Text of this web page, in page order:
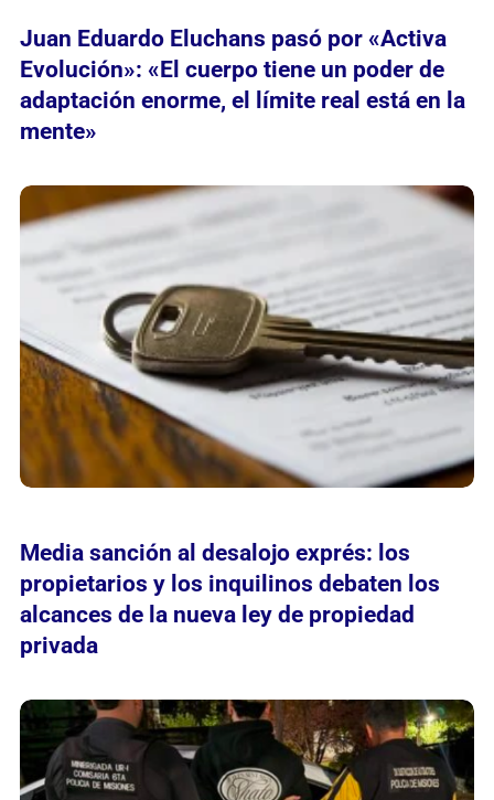
Juan Eduardo Eluchans pasó por «Activa
Evolución»: «El cuerpo tiene un poder de
adaptación enorme, el límite real está en la
mente»
Media sanción al desalojo exprés: los
propietarios y los inquilinos debaten los
alcances de la nueva ley de propiedad
privada